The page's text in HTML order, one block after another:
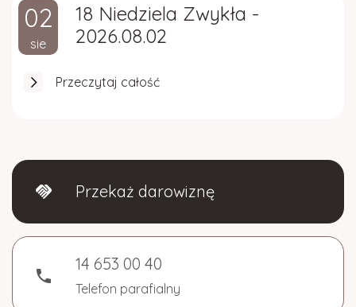
handshake Przekaż darowiznę
phone
14 653 00 40
Telefon parafialny
02
sie
18 Niedziela Zwykła -
2026.08.02
Przeczytaj całość